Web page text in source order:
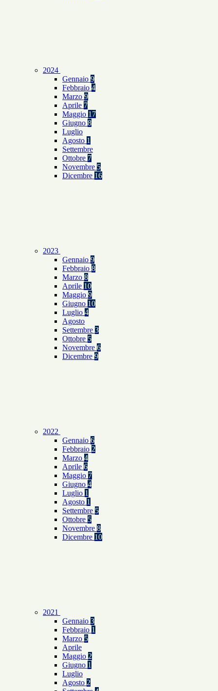
2024
Gennaio 9
Febbraio 4
Marzo 9
Aprile 7
Maggio 17
Giugno 8
Luglio
Agosto 1
Settembre
Ottobre 7
Novembre 5
Dicembre 16
2023
Gennaio 9
Febbraio 8
Marzo 8
Aprile 10
Maggio 9
Giugno 10
Luglio 4
Agosto
Settembre 3
Ottobre 5
Novembre 6
Dicembre 9
2022
Gennaio 6
Febbraio 2
Marzo 4
Aprile 6
Maggio 7
Giugno 4
Luglio 1
Agosto 1
Settembre 5
Ottobre 5
Novembre 8
Dicembre 10
2021
Gennaio 3
Febbraio 1
Marzo 5
Aprile
Maggio 2
Giugno 1
Luglio
Agosto 2